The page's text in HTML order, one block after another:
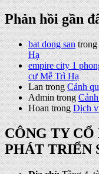
Phản hồi gần
bat dong santrong
Hạ
empire city 1
cư Mễ Trì Hạ
LantrongCảnh
Admintrong
HoantrongDịch
CÔNG TY
PHÁT TRIỂN